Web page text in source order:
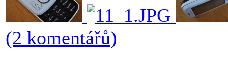
(2 komentářů)